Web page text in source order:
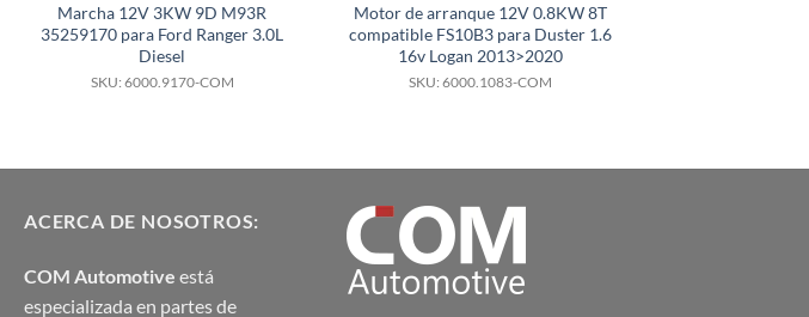
Marcha 12V 3KW 9D M93R
35259170 para Ford Ranger 3.0L
Diesel
SKU: 6000.9170-COM
Motor de arranque 12V 0.8KW 8T
compatible FS10B3 para Duster 1.6
16v Logan 2013>2020
SKU: 6000.1083-COM
ACERCA DE NOSOTROS:
COM Automotive está
especializada en partes de